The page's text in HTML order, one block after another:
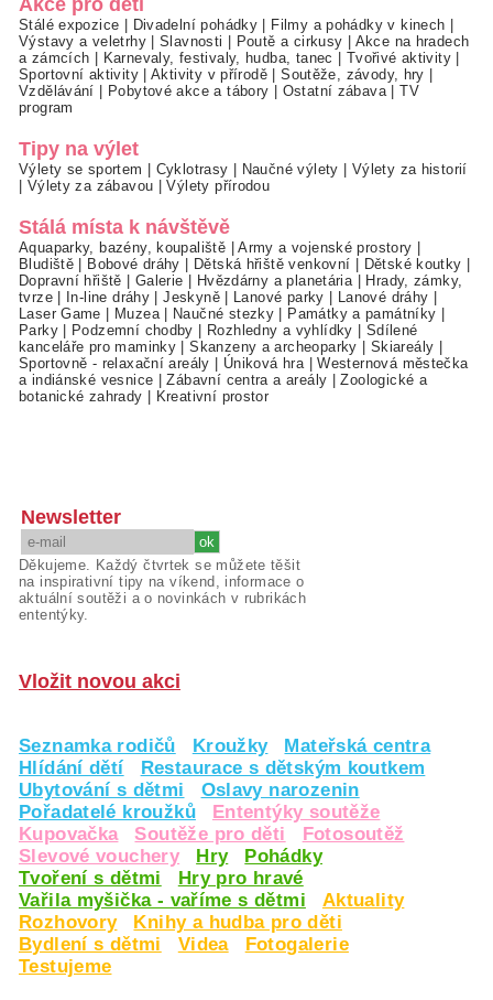
Stálé expozice Divadelní pohádky Filmy a pohádky v kinech
Výstavy a veletrhy|Slavnosti Poutě a cirkusy
Akce na hradech
a zámcích
Karnevaly, festivaly, hudba, tanec Tvořivé aktivity
Sportovní aktivity|Aktivity v přírodě |Soutěže, závody, hry
Vzdělávání
Pobytové akce a tábory Ostatní zábava |TV
program
Tipy na výlet
Výlety se sportem Cyklotrasy Naučné výlety
Výlety za historií
Výlety za zábavou |Výlety přírodou
Stálá místa k návštěvě
Aquaparky, bazény, koupaliště |Army a vojenské prostory
Bludiště
Bobové dráhy Dětská hřiště venkovní Dětské koutky
Dopravní hřiště
Galerie Hvězdárny a planetária
Hrady, zámky,
tvrze| In-line dráhy |Jeskyně| Lanové parky Lanové dráhy
Laser Game
Muzea| Naučné stezky Památky a památníky
Parky| Podzemní chodby Rozhledny a vyhlídky
Sdílené
kanceláře pro maminky |Skanzeny a archeoparky Skiareály
Sportovně - relaxační areály
Úniková hra |Westernová městečka
a indiánské vesnice |Zábavní centra a areály |Zoologické a
botanické zahrady
Kreativní prostor
Newsletter
Děkujeme. Každý čtvrtek se můžete těšit
na inspirativní tipy na víkend, informace o
aktuální soutěži a o novinkách v rubrikách
ententýky.
Vložit novou akci
Seznamka rodičů Kroužky
Mateřská centra
Hlídání dětí
Restaurace s dětským koutkem
Ubytování s dětmi
Oslavy narozenin
Pořadatelé kroužků
Ententýky soutěže
Kupovačka
Soutěže pro děti
Fotosoutěž
Slevové vouchery
Hry
Pohádky
Tvoření s dětmi
Hry pro hravé
Vařila myšička - vaříme s dětmi
Aktuality
Rozhovory
Knihy a hudba pro děti
Bydlení s dětmi
Videa
Fotogalerie
Testujeme